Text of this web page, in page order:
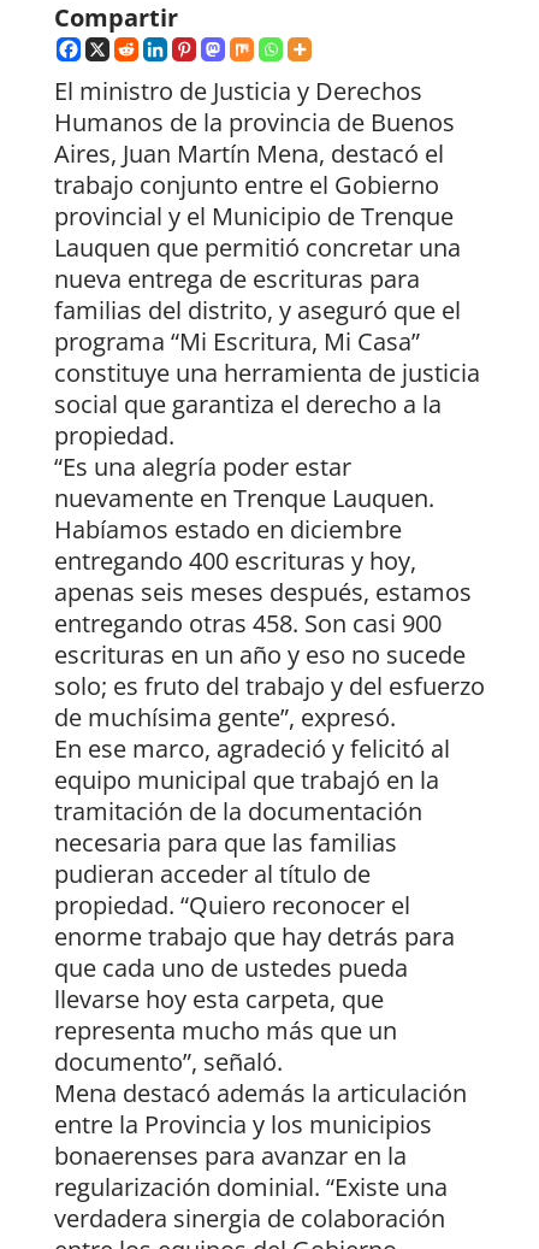
Compartir
El ministro de Justicia y Derechos
Humanos de la provincia de Buenos
Aires, Juan Martín Mena, destacó el
trabajo conjunto entre el Gobierno
provincial y el Municipio de Trenque
Lauquen que permitió concretar una
nueva entrega de escrituras para
familias del distrito, y aseguró que el
programa “Mi Escritura, Mi Casa”
constituye una herramienta de justicia
social que garantiza el derecho a la
propiedad.
“Es una alegría poder estar
nuevamente en Trenque Lauquen.
Habíamos estado en diciembre
entregando 400 escrituras y hoy,
apenas seis meses después, estamos
entregando otras 458. Son casi 900
escrituras en un año y eso no sucede
solo; es fruto del trabajo y del esfuerzo
de muchísima gente”, expresó.
En ese marco, agradeció y felicitó al
equipo municipal que trabajó en la
tramitación de la documentación
necesaria para que las familias
pudieran acceder al título de
propiedad. “Quiero reconocer el
enorme trabajo que hay detrás para
que cada uno de ustedes pueda
llevarse hoy esta carpeta, que
representa mucho más que un
documento”, señaló.
Mena destacó además la articulación
entre la Provincia y los municipios
bonaerenses para avanzar en la
regularización dominial. “Existe una
verdadera sinergia de colaboración